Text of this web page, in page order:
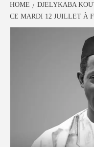
HOME
DJELYKABA
CE MARDI 12 JUILLET À